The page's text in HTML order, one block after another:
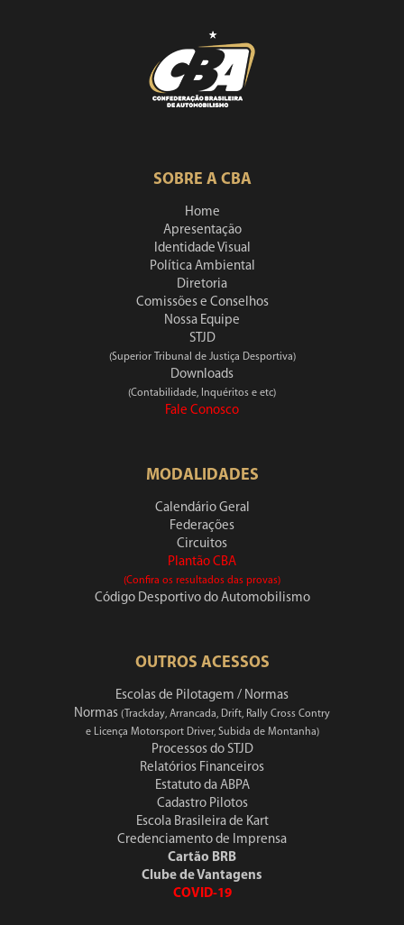
SOBRE A CBA
Home
Apresentação
Identidade Visual
Política Ambiental
Diretoria
Comissões e Conselhos
Nossa Equipe
STJD
(Superior Tribunal de Justiça Desportiva)
Downloads
(Contabilidade, Inquéritos e etc)
Fale Conosco
MODALIDADES
Calendário Geral
Federações
Circuitos
Plantão CBA
(Confira os resultados das provas)
Código Desportivo do Automobilismo
OUTROS ACESSOS
Escolas de Pilotagem / Normas
Normas (Trackday, Arrancada, Drift, Rally Cross Contry
e Licença Motorsport Driver, Subida de Montanha)
Processos do STJD
Relatórios Financeiros
Estatuto da ABPA
Cadastro Pilotos
Escola Brasileira de Kart
Credenciamento de Imprensa
Cartão BRB
Clube de Vantagens
COVID-19